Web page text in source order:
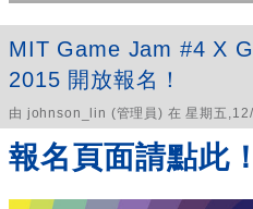
MIT Game Jam #4 X
2015 開放報名！
由 johnson_lin (管理員) 在 星期五
報名頁面請點此！